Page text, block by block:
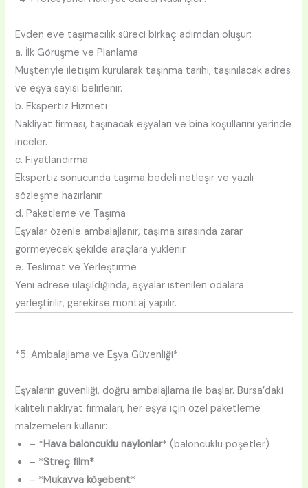
Evden eve taşımacılık süreci birkaç adımdan oluşur:
a. İlk Görüşme ve Planlama
Müşteriyle iletişim kurularak taşınma tarihi, taşınılacak adres
ve eşya sayısı belirlenir.
b. Ekspertiz Hizmeti
Nakliyat firması, taşınacak eşyaları ve bina koşullarını yerinde
inceler.
c. Fiyatlandırma
Ekspertiz sonucunda taşıma bedeli netleşir ve yazılı
sözleşme hazırlanır.
d. Paketleme ve Taşıma
Eşyalar özenle ambalajlanır, taşıma sırasında zarar
görmeyecek şekilde araçlara yüklenir.
e. Teslimat ve Yerleştirme
Yeni adrese ulaşıldığında, eşyalar istenilen odalara
yerleştirilir, gerekirse montaj yapılır.
*5. Ambalajlama ve Eşya Güvenliği*
Eşyaların güvenliği, doğru ambalajlama ile başlar. Bursa’daki
kaliteli nakliyat firmaları, her eşya için özel paketleme
malzemeleri kullanır:
– *Hava baloncuklu naylonlar* (baloncuklu poşetler)
– *Streç film*
– *Mukavva köşebent*